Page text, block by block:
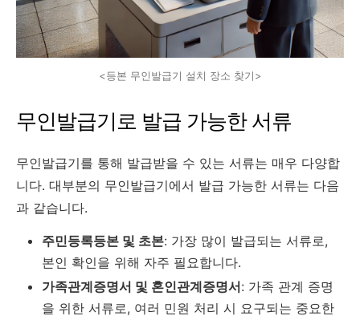
<등본 무인발급기 설치 장소 찾기>
무인발급기로 발급 가능한 서류
무인발급기를 통해 발급받을 수 있는 서류는 매우 다양합
니다. 대부분의 무인발급기에서 발급 가능한 서류는 다음
과 같습니다.
주민등록등본 및 초본: 가장 많이 발급되는 서류로,
본인 확인을 위해 자주 필요합니다.
가족관계증명서 및 혼인관계증명서: 가족 관계 증명
을 위한 서류로, 여러 민원 처리 시 요구되는 중요한